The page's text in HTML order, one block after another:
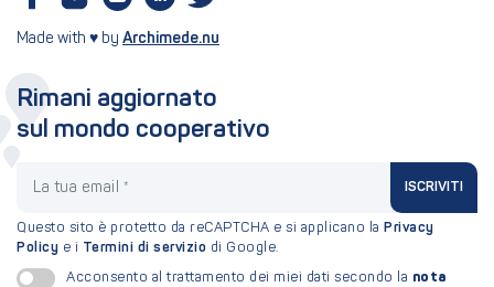
Made with ♥ by Archimede.nu
Rimani aggiornato
sul mondo cooperativo
ISCRIVITI
Questo sito è protetto da reCAPTCHA e si applicano la Privacy
Policy e i Termini di servizio di Google.
Acconsento al trattamento dei miei dati secondo la nota